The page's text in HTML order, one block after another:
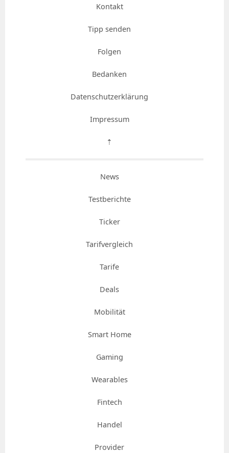
Kontakt
Tipp senden
Folgen
Bedanken
Datenschutzerklärung
Impressum
⇡
News
Testberichte
Ticker
Tarifvergleich
Tarife
Deals
Mobilität
Smart Home
Gaming
Wearables
Fintech
Handel
Provider